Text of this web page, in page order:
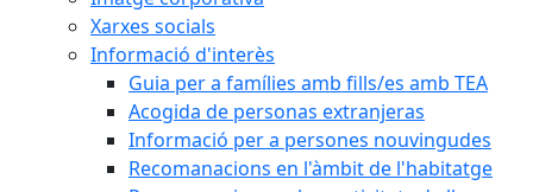
Xarxes socials
Informació d'interès
Guia per a famílies amb fills/es amb TEA
Acogida de personas extranjeras
Informació per a persones nouvingudes
Recomanacions en l'àmbit de l'habitatge